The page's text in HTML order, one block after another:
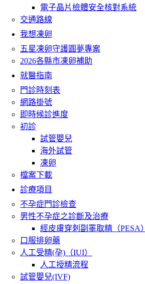
電子晶片檢體安全核對系統
交通路線
我想凍卵
五星凍卵守護圓夢專案
2026各縣市凍卵補助
就醫指南
門診時刻表
網路掛號
即時候診進度
初診
試管嬰兒
海外試管
凍卵
檔案下載
診療項目
不孕症門診檢查
男性不孕症之診斷及治療
經皮膚穿刺副睪取精（PESA）
口服排卵藥
人工受精(孕)（IUI）
人工授精流程
試管嬰兒(IVF)